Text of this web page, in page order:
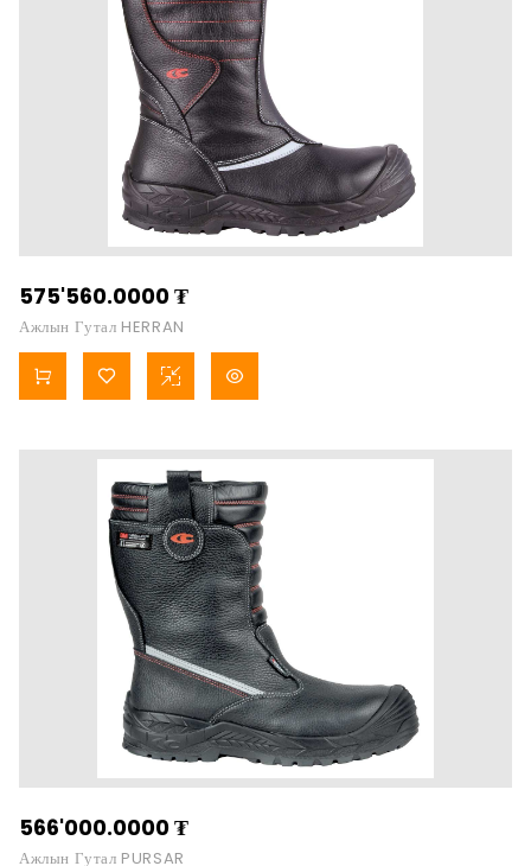
575'560.0000₮
Ажлын Гутал HERRAN
566'000.0000₮
Ажлын Гутал PURSAR